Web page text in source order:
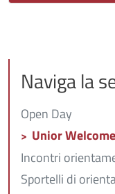
Naviga la
Open Day
Unior
Incontri
Sportelli di